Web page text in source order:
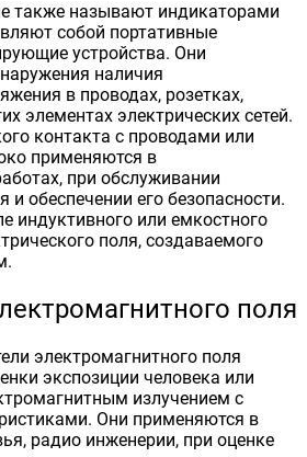
также называют индикаторами
собой портативные
устройства. Они
наличия
в проводах, розетках,
элементах электрических сетей.
контакта с проводами или
применяются в
при обслуживании
и обеспечении его безопасности.
индуктивного или емкостного
поля, создаваемого
поля
электромагнитного поля
экспозиции человека или
излучением с
Они применяются в
радио инженерии, при оценке